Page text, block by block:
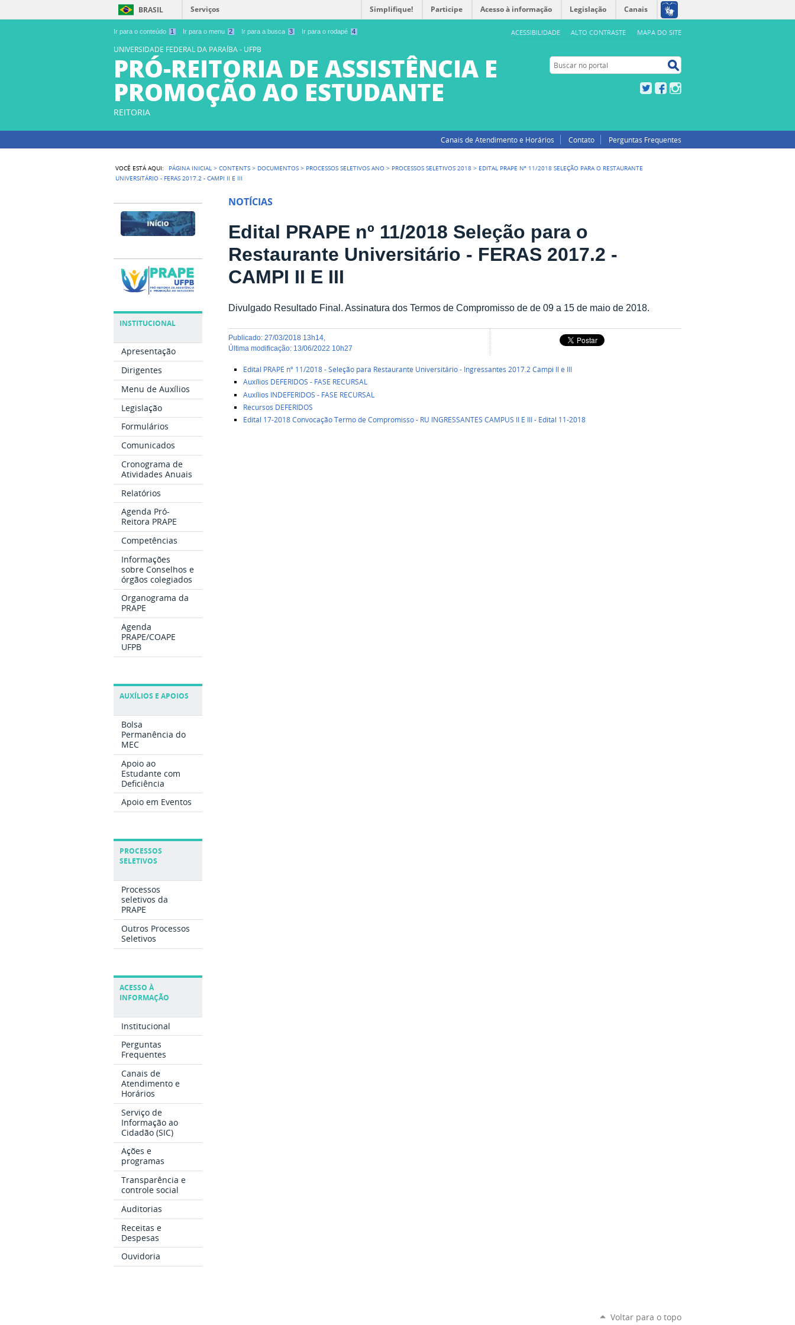
Ir para o conteúdo 1 Ir para o menu 2 Ir para a busca 3 Ir para o rodapé 4 ACESSIBILIDADE ALTO CONTRASTE MAPA DO SITE
BRASIL Serviços Simplifique! Participe Acesso à informação Legislação Canais
UNIVERSIDADE FEDERAL DA PARAÍBA - UFPB
PRÓ-REITORIA DE ASSISTÊNCIA E
PROMOÇÃO AO ESTUDANTE
REITORIA
Buscar no portal
TwitterFacebook
Canais de Atendimento e Horários Contato Perguntas Frequentes
VOCÊ ESTÁ AQUI: PÁGINA INICIAL >CONTENTS > DOCUMENTOS > PROCESSOS SELETIVOS ANO > PROCESSOS SELETIVOS 2018 > EDITAL PRAPE Nº 11/2018 SELEÇÃO PARA O RESTAURANTE
UNIVERSITÁRIO - FERAS 2017.2 - CAMPI II E III
INSTITUCIONAL
Apresentação
Dirigentes
Menu de Auxílios
Legislação
Formulários
Comunicados
Cronograma de
Atividades Anuais
Relatórios
Agenda Pró-
Reitora PRAPE
Competências
Informações
sobre Conselhos e
órgãos colegiados
Organograma da
PRAPE
Agenda
PRAPE/COAPE
UFPB
AUXÍLIOS E APOIOS
Bolsa
Permanência do
MEC
Apoio ao
Estudante com
Deficiência
Apoio em Eventos
PROCESSOS
SELETIVOS
Processos
seletivos da
PRAPE
Outros Processos
Seletivos
ACESSO À
INFORMAÇÃO
Institucional
Perguntas
Frequentes
Canais de
Atendimento e
Horários
Serviço de
Informação ao
Cidadão (SIC)
Ações e
programas
Transparência e
controle social
Auditorias
Receitas e
Despesas
Ouvidoria
NOTÍCIAS
Edital PRAPE nº 11/2018 Seleção para o
Restaurante Universitário - FERAS 2017.2 -
CAMPI II E III
Divulgado Resultado Final. Assinatura dos Termos de Compromisso de de 09 a 15 de maio de 2018.
publicado:27/03/2018 13h14
última modificação: 13/06/2022 10h27
Edital PRAPE nº 11/2018 - Seleção para Restaurante Universitário - Ingressantes 2017.2 Campi II e III
Auxílios DEFERIDOS - FASE RECURSAL
Auxílios INDEFERIDOS - FASE RECURSAL
Recursos DEFERIDOS
Edital 17-2018 Convocação Termo de Compromisso - RU INGRESSANTES CAMPUS II E III - Edital 11-2018
Voltar para o topo